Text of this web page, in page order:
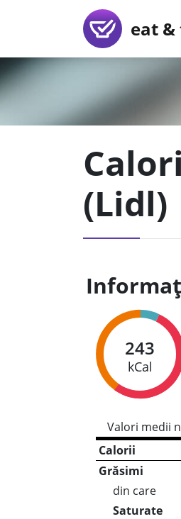
eat
(Lidl)
243
kCal
Valori medii
Calorii
Grăsimi
din care
Saturate